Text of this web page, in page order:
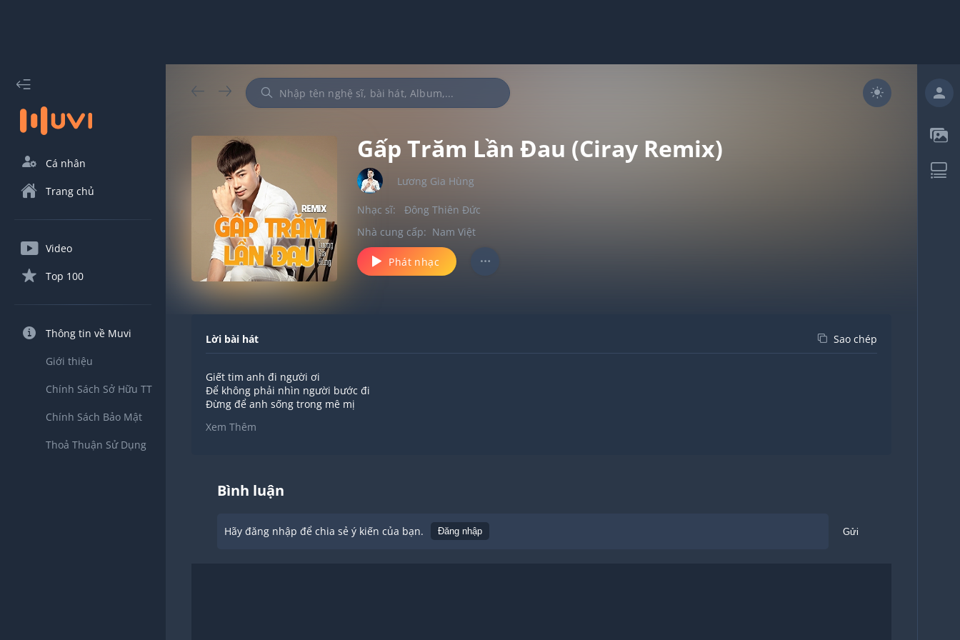
Cá nhân
Trang chủ
Video
Top 100
Thông tin về Muvi
Giới thiệu
Chính Sách Sở Hữu TT
Chính Sách Bảo Mật
Thoả Thuận Sử Dụng
Gấp Trăm Lần Đau (Ciray Remix)
Lương Gia Hùng
Nhạc sĩ: Đông Thiên Đức
Nhà cung cấp: Nam Việt
Phát nhạc
Lời bài hát Sao chép
Giết tim anh đi người ơi
Để không phải nhìn người bước đi
Đừng để anh sống trong mê mị
Còn hơn phải sống đau
Một câu yêu em trao anh vội vàng
Một đêm trăng để ta được bên nhau
Một tiếng khóc để em gần bên ai
Một cơn đau theo anh suốt đêm dài
Xem Thêm
Bình luận
Gửi
Hãy đăng nhập để chia sẻ ý kiến của bạn. Đăng nhập